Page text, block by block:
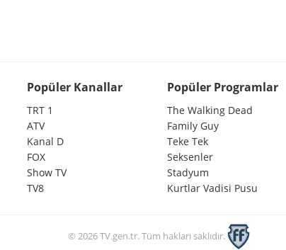
Popüler Kanallar
TRT 1
ATV
Kanal D
FOX
Show TV
TV8
Popüler Programlar
The Walking Dead
Family Guy
Teke Tek
Seksenler
Stadyum
Kurtlar Vadisi Pusu
© 2026 TV.gen.tr. Tüm hakları saklıdır.